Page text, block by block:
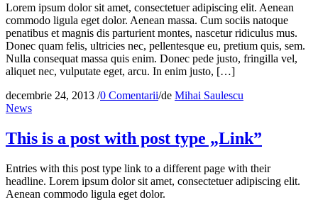
Lorem ipsum dolor sit amet, consectetuer adipiscing elit. Aenean
commodo ligula eget dolor. Aenean massa. Cum sociis natoque
penatibus et magnis dis parturient montes, nascetur ridiculus mus.
Donec quam felis, ultricies nec, pellentesque eu, pretium quis, sem.
Nulla consequat massa quis enim. Donec pede justo, fringilla vel,
aliquet nec, vulputate eget, arcu. In enim justo, […]
decembrie 24, 2013 /0 Comentarii/de Mihai Saulescu
News
This is a post with post type „Link”
Entries with this post type link to a different page with their
headline. Lorem ipsum dolor sit amet, consectetuer adipiscing elit.
Aenean commodo ligula eget dolor.